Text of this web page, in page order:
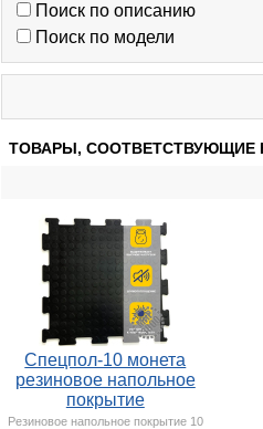
Поиск по описанию
Поиск по модели
ТОВАРЫ, СООТВЕТСТВУЮЩИЕ
Спецпол-10 монета
резиновое напольное
покрытие
Резиновое напольное покрытие 10